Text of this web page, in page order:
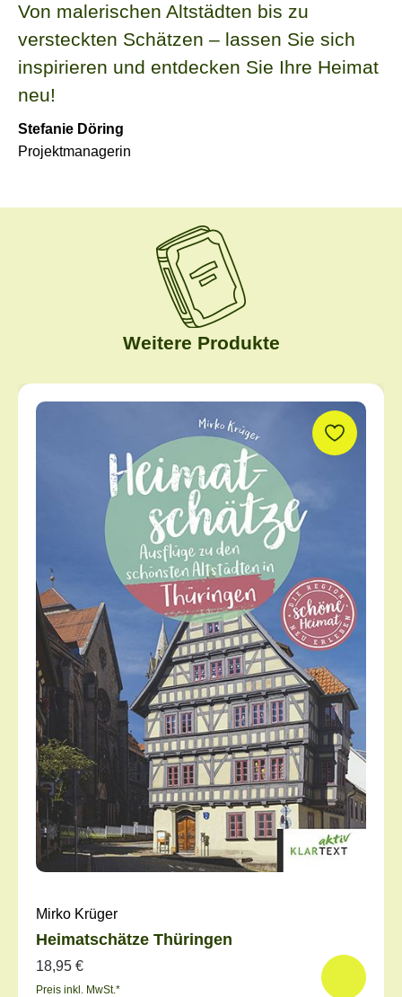
Von malerischen Altstädten bis zu
versteckten Schätzen – lassen Sie sich
inspirieren und entdecken Sie Ihre Heimat
neu!
Stefanie Döring
Projektmanagerin
Weitere Produkte
Produktgalerie überspringen
Mirko Krüger
Heimatschätze Thüringen
18,95 €
Preis inkl. MwSt.*